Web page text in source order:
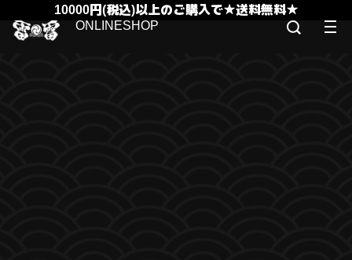
10000円(税込)以上のご購入で★送料無料★
ONLINESHOP